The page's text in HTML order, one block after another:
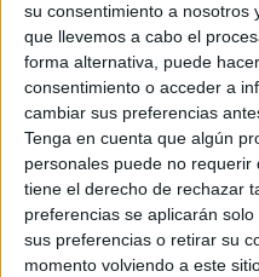
su consentimiento a nosotros
que llevemos a cabo el
forma alternativa, puede
consentimiento o acceder a
cambiar sus preferencias
Tenga en cuenta que algún
personales puede no
tiene el derecho de rechazar
preferencias se aplicarán
sus preferencias o retirar su
momento volviendo a este